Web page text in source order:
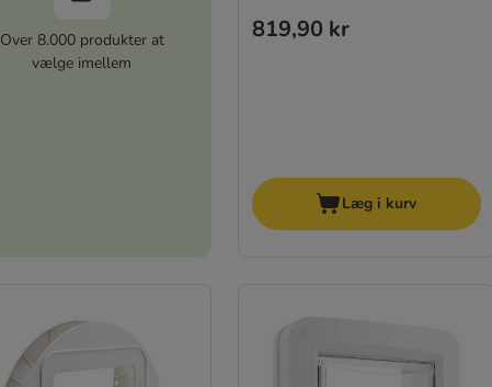
Over 8.000 produkter at
vælge imellem
819,90 kr
Læg i kurv